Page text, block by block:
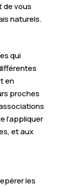
de vous
naturels.
qui
en
proches
l’appliquer
et aux
les